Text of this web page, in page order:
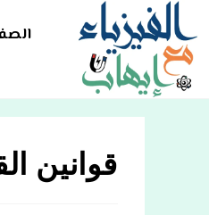
content
قوانين